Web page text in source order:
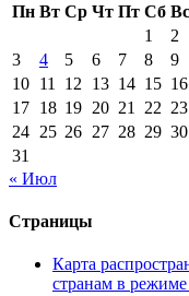
Пн Вт Ср Чт Пт Сб Вс
1
2
3
4 5 6 7 8
9
10 11 12 13 14 15 16
17 18 19 20 21 22 23
24 25 26 27 28 29 30
31
« Июл
Страницы
Карта
странам в